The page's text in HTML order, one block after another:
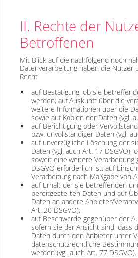
II. Rechte der
Betroffenen
​Mit Blick auf die nachfolgend noch
Datenverarbeitung haben die Nutzer
Recht
auf Bestätigung, ob sie
werden, auf Auskunft über die
weitere Informationen über die
sowie auf Kopien der Daten (vgl.
auf Berichtigung oder
bzw. unvollständiger Daten (vgl.
auf unverzügliche Löschung der
Daten (vgl. auch Art. 17 DSGVO),
soweit eine weitere Verarbeitung
DSGVO erforderlich ist, auf
Verarbeitung nach Maßgabe von
auf Erhalt der sie betreffenden
bereitgestellten Daten und auf
Daten an andere Anbieter/
Art. 20 DSGVO);
auf Beschwerde gegenüber der
sofern sie der Ansicht sind, dass
Daten durch den Anbieter unter
datenschutzrechtliche
werden (vgl. auch Art. 77 DSGVO).